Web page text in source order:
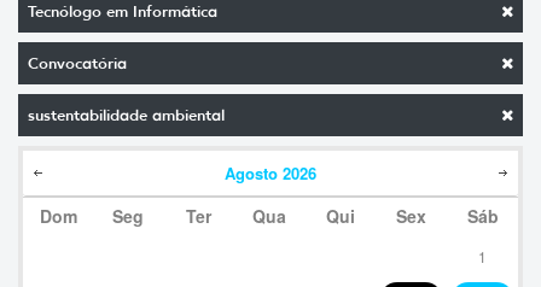
Tecnólogo em Informática
Convocatória
sustentabilidade ambiental
Agosto 2026
Dom Seg Ter Qua Qui Sex Sáb
1